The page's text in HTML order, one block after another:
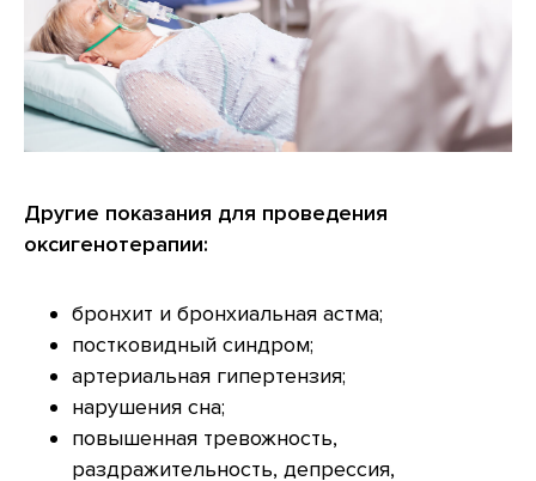
Другие показания для проведения
оксигенотерапии:
бронхит и бронхиальная астма;
постковидный синдром;
артериальная гипертензия;
нарушения сна;
повышенная тревожность,
раздражительность, депрессия,